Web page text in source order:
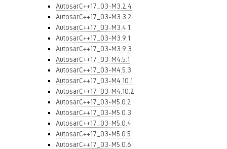
AutosarC++17_03-M3.2.4
AutosarC++17_03-M3.3.2
AutosarC++17_03-M3.4.1
AutosarC++17_03-M3.9.1
AutosarC++17_03-M3.9.3
AutosarC++17_03-M4.5.1
AutosarC++17_03-M4.5.3
AutosarC++17_03-M4.10.1
AutosarC++17_03-M4.10.2
AutosarC++17_03-M5.0.2
AutosarC++17_03-M5.0.3
AutosarC++17_03-M5.0.4
AutosarC++17_03-M5.0.5
AutosarC++17_03-M5.0.6